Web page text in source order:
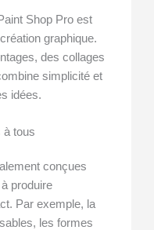
Shop Pro est
graphique.
des collages
simplicité et
idées.
à tous
conçues
produire
Par exemple, la
les formes